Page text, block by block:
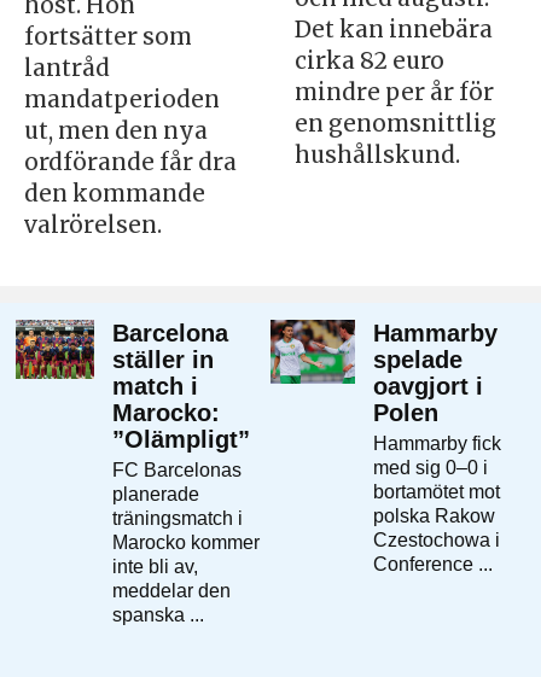
fortsätter som
lantråd
mandatperioden
ut, men den nya
ordförande får dra
den kommande
valrörelsen.
Det kan innebära
cirka 82 euro
mindre per år för
en genomsnittlig
hushållskund.